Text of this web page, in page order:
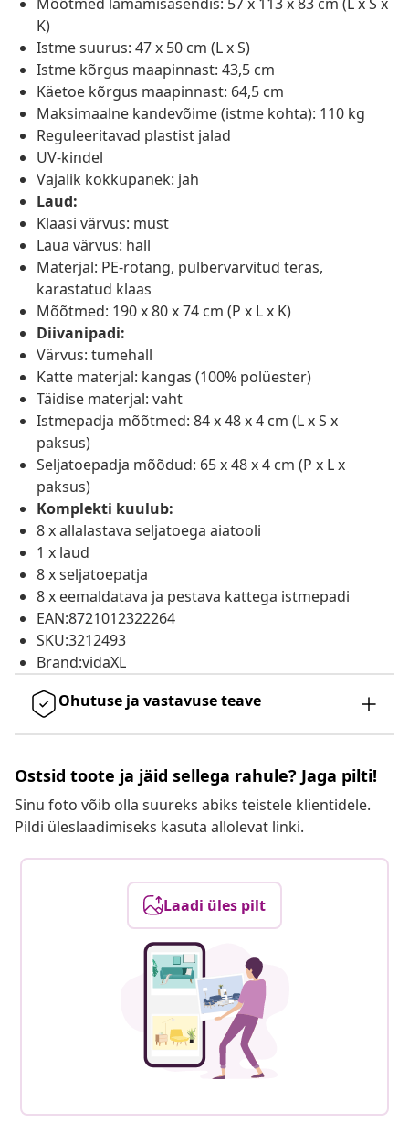
K)
Istme suurus: 47 x 50 cm (L x S)
Istme kõrgus maapinnast: 43,5 cm
Käetoe kõrgus maapinnast: 64,5 cm
Maksimaalne kandevõime (istme kohta): 110 kg
Reguleeritavad plastist jalad
UV-kindel
Vajalik kokkupanek: jah
Laud:
Klaasi värvus: must
Laua värvus: hall
Materjal: PE-rotang, pulbervärvitud teras,
karastatud klaas
Mõõtmed: 190 x 80 x 74 cm (P x L x K)
Diivanipadi:
Värvus: tumehall
Katte materjal: kangas (100% polüester)
Täidise materjal: vaht
Istmepadja mõõtmed: 84 x 48 x 4 cm (L x S x
paksus)
Seljatoepadja mõõdud: 65 x 48 x 4 cm (P x L x
paksus)
Komplekti kuulub:
8 x allalastava seljatoega aiatooli
1 x laud
8 x seljatoepatja
8 x eemaldatava ja pestava kattega istmepadi
EAN:8721012322264
SKU:3212493
Brand:vidaXL
Ohutuse ja vastavuse teave
Ostsid toote ja jäid sellega rahule? Jaga pilti!
Sinu foto võib olla suureks abiks teistele klientidele.
Pildi üleslaadimiseks kasuta allolevat linki.
Laadi üles pilt